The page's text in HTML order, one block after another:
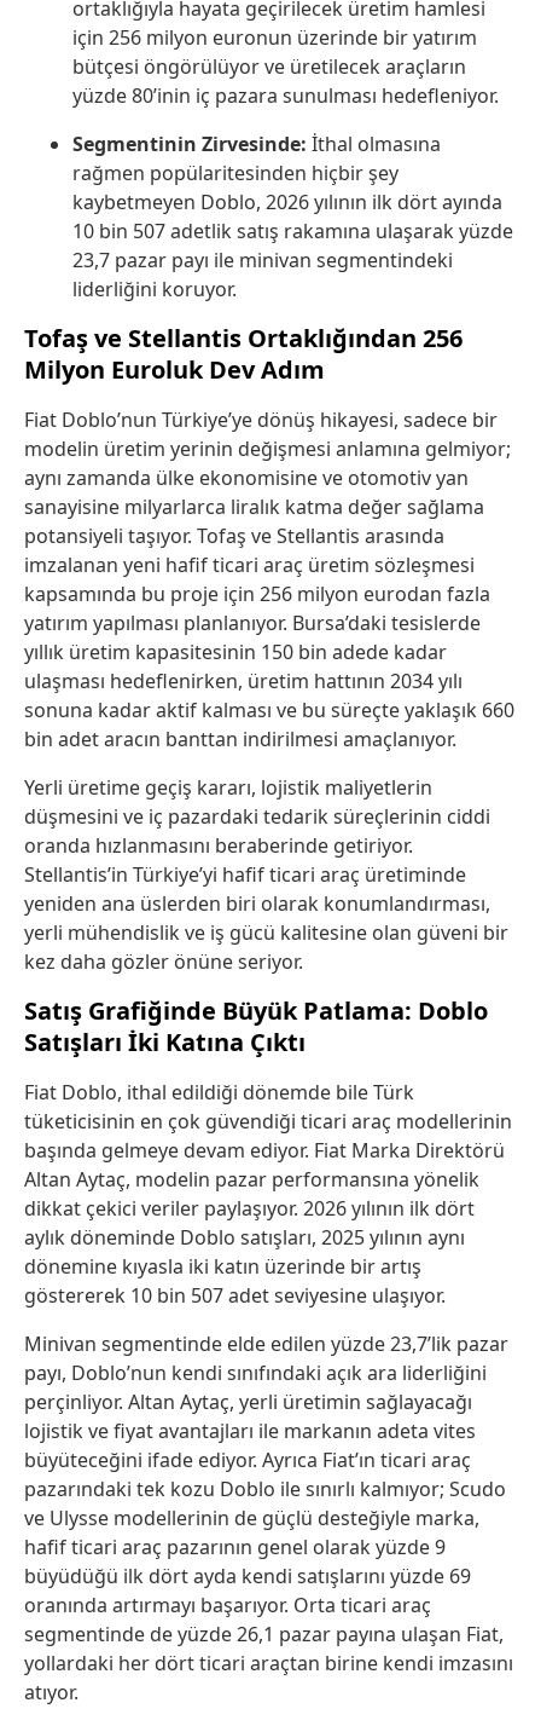
ortaklığıyla hayata geçirilecek üretim hamlesi
için 256 milyon euronun üzerinde bir yatırım
bütçesi öngörülüyor ve üretilecek araçların
yüzde 80’inin iç pazara sunulması hedefleniyor.
Segmentinin Zirvesinde: İthal olmasına
rağmen popülaritesinden hiçbir şey
kaybetmeyen Doblo, 2026 yılının ilk dört ayında
10 bin 507 adetlik satış rakamına ulaşarak yüzde
23,7 pazar payı ile minivan segmentindeki
liderliğini koruyor.
Tofaş ve Stellantis Ortaklığından 256
Milyon Euroluk Dev Adım
Fiat Doblo’nun Türkiye’ye dönüş hikayesi, sadece bir
modelin üretim yerinin değişmesi anlamına gelmiyor;
aynı zamanda ülke ekonomisine ve otomotiv yan
sanayisine milyarlarca liralık katma değer sağlama
potansiyeli taşıyor. Tofaş ve Stellantis arasında
imzalanan yeni hafif ticari araç üretim sözleşmesi
kapsamında bu proje için 256 milyon eurodan fazla
yatırım yapılması planlanıyor. Bursa’daki tesislerde
yıllık üretim kapasitesinin 150 bin adede kadar
ulaşması hedeflenirken, üretim hattının 2034 yılı
sonuna kadar aktif kalması ve bu süreçte yaklaşık 660
bin adet aracın banttan indirilmesi amaçlanıyor.
Yerli üretime geçiş kararı, lojistik maliyetlerin
düşmesini ve iç pazardaki tedarik süreçlerinin ciddi
oranda hızlanmasını beraberinde getiriyor.
Stellantis’in Türkiye’yi hafif ticari araç üretiminde
yeniden ana üslerden biri olarak konumlandırması,
yerli mühendislik ve iş gücü kalitesine olan güveni bir
kez daha gözler önüne seriyor.
Satış Grafiğinde Büyük Patlama: Doblo
Satışları İki Katına Çıktı
Fiat Doblo, ithal edildiği dönemde bile Türk
tüketicisinin en çok güvendiği ticari araç modellerinin
başında gelmeye devam ediyor. Fiat Marka Direktörü
Altan Aytaç, modelin pazar performansına yönelik
dikkat çekici veriler paylaşıyor. 2026 yılının ilk dört
aylık döneminde Doblo satışları, 2025 yılının aynı
dönemine kıyasla iki katın üzerinde bir artış
göstererek 10 bin 507 adet seviyesine ulaşıyor.
Minivan segmentinde elde edilen yüzde 23,7’lik pazar
payı, Doblo’nun kendi sınıfındaki açık ara liderliğini
perçinliyor. Altan Aytaç, yerli üretimin sağlayacağı
lojistik ve fiyat avantajları ile markanın adeta vites
büyüteceğini ifade ediyor. Ayrıca Fiat’ın ticari araç
pazarındaki tek kozu Doblo ile sınırlı kalmıyor; Scudo
ve Ulysse modellerinin de güçlü desteğiyle marka,
hafif ticari araç pazarının genel olarak yüzde 9
büyüdüğü ilk dört ayda kendi satışlarını yüzde 69
oranında artırmayı başarıyor. Orta ticari araç
segmentinde de yüzde 26,1 pazar payına ulaşan Fiat,
yollardaki her dört ticari araçtan birine kendi imzasını
atıyor.